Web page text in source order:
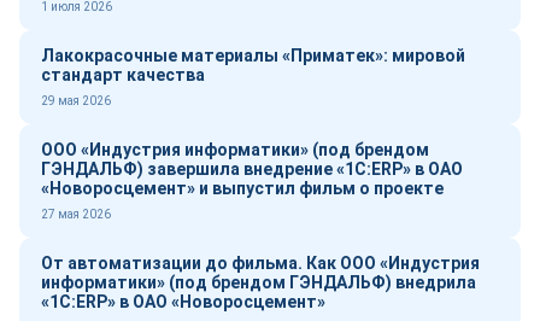
1 июля 2026
Лакокрасочные материалы «Приматек»: мировой
стандарт качества
29 мая 2026
ООО «Индустрия информатики» (под брендом
ГЭНДАЛЬФ) завершила внедрение «1С:ERP» в ОАО
«Новоросцемент» и выпустил фильм о проекте
27 мая 2026
От автоматизации до фильма. Как ООО «Индустрия
информатики» (под брендом ГЭНДАЛЬФ) внедрила
«1С:ERP» в ОАО «Новоросцемент»